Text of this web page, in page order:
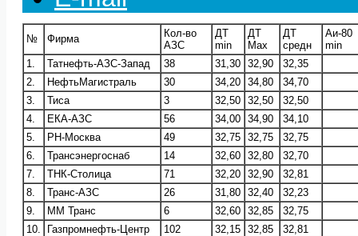
№ Фирма
Кол-во
АЗС
ДТ
min
ДТ
Max
ДТ
средн
Аи-80
min
1.
Татнефть-АЗС-Запад 38 31,30 32,90
32,35
2.
НефтьМагистраль 30 34,20 34,80
34,70
3.
Тиса 3 32,50 32,50
32,50
4.
ЕКА-АЗС 56 34,00 34,90
34,10
5.
РН-Москва 49 32,75 32,75
32,75
6.
Трансэнергоснаб 14 32,60 32,80
32,70
7.
ТНК-Столица 71 32,20 32,90
32,81
8.
Транс-АЗС 26 31,80 32,40
32,23
9.
ММ Транс 6 32,60 32,85
32,75
10.
Газпромнефть-Центр 102 32,15 32,85
32,81